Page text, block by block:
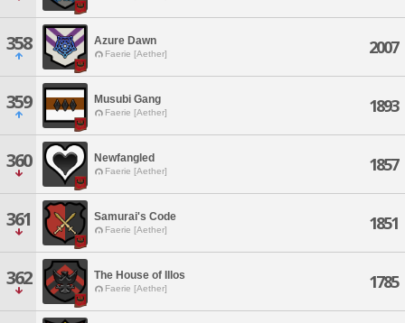
358 Azure Dawn
Faerie [Aether] 2007
359 Musubi Gang
Faerie [Aether] 1893
360 Newfangled
Faerie [Aether] 1857
361 Samurai's Code
Faerie [Aether] 1851
362 The House of Illos
Faerie [Aether] 1785